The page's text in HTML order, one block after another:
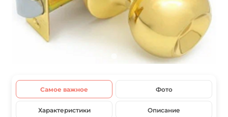
Самое важное Фото
Характеристики Описание